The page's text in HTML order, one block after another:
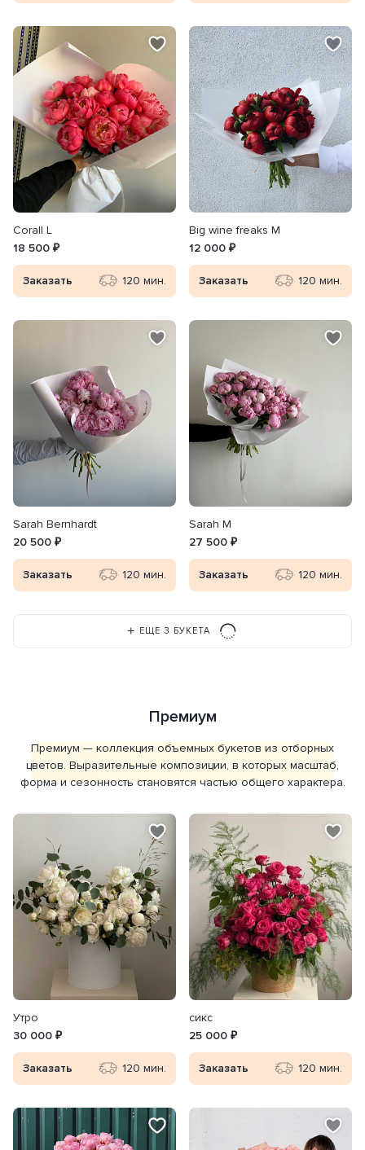
Сorall L
18 500 ₽
Заказать 120 мин.
Big wine freaks M
12 000 ₽
Заказать 120 мин.
Sarah Bernhardt
20 500 ₽
Заказать 120 мин.
Sarah M
27 500 ₽
Заказать 120 мин.
ЕЩЕ 3 БУКЕТА
Премиум
Премиум — коллекция объемных букетов из отборных
цветов. Выразительные композиции, в которых масштаб,
форма и сезонность становятся частью общего характера.
Утро
30 000 ₽
Заказать 120 мин.
сикс
25 000 ₽
Заказать 120 мин.